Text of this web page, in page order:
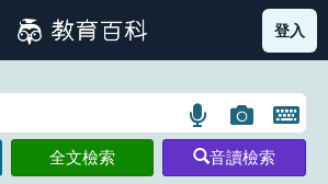
筆畫索引圖示 部首索引表圖示
登入
語
言
搜
圖
片
搜
開
鍵
全文檢索 音讀檢索